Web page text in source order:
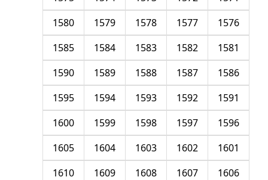
1576
1577
1578
1579
1580
1581
1582
1583
1584
1585
1586
1587
1588
1589
1590
1591
1592
1593
1594
1595
1596
1597
1598
1599
1600
1601
1602
1603
1604
1605
1606
1607
1608
1609
1610